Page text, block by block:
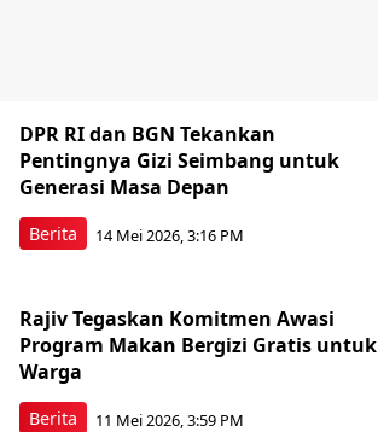
Berita
DPR RI dan BGN Tekankan
Pentingnya Gizi Seimbang untuk
Generasi Masa Depan
14 Mei 2026, 3:16 PM
Berita
Rajiv Tegaskan Komitmen Awasi
Program Makan Bergizi Gratis untuk
Warga
11 Mei 2026, 3:59 PM